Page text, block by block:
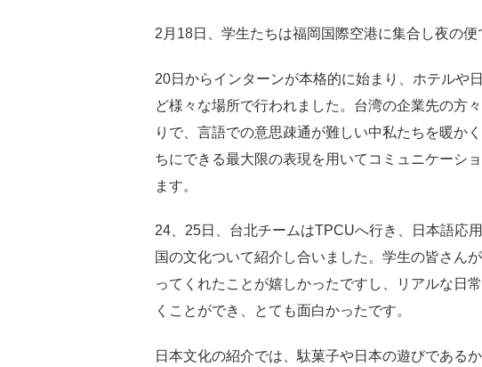
2月18日、学生たちは福岡国際空港に集合し夜の便
20日からインターンが本格的に始まり、ホテルや
ど様々な場所で行われました。台湾の企業先の方
りで、言語での意思疎通が難しい中私たちを暖か
ちにできる最大限の表現を用いてコミュニケーシ
ます。
24、25日、台北チームはTPCUへ行き、日本語応
国の文化ついて紹介し合いました。学生の皆さん
ってくれたことが嬉しかったですし、リアルな日
くことができ、とても面白かったです。
日本文化の紹介では、駄菓子や日本の遊びである